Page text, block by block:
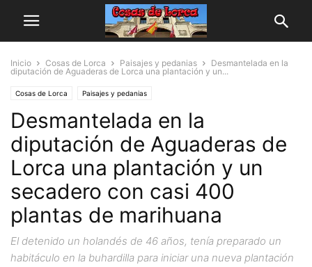
Inicio Cosas de Lorca Paisajes y pedanias
Desmantelada en la
diputación de Aguaderas de Lorca una plantación y un...
Cosas de Lorca Paisajes y pedanias
Desmantelada en la
diputación de Aguaderas de
Lorca una plantación y un
secadero con casi 400
plantas de marihuana
El detenido un holandés de 46 años, tenía preparado un
habitáculo en la buhardilla para iniciar una nueva plantación